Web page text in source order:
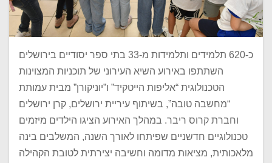
כ-620 תלמידים ותלמידות מ-33 בתי ספר יסודיים בירושלים
השתתפו באירוע השיא העירוני של תוכניות המצוינות
הטכנולוגית “אליפות הייטקיד” ו”יוניקורן” מבית עמותת
“מחשבה טובה”, בשיתוף עיריית ירושלים, קרן ירושלים
וחברת קרוס ריבר. במהלך האירוע הציגו הילדים מיזמים
טכנולוגיים חדשניים שפיתחו לאורך השנה, המשלבים בינה
מלאכותית, מציאות מדומה וחשיבה יצירתית לטובת הקהילה